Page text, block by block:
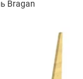
Bragan